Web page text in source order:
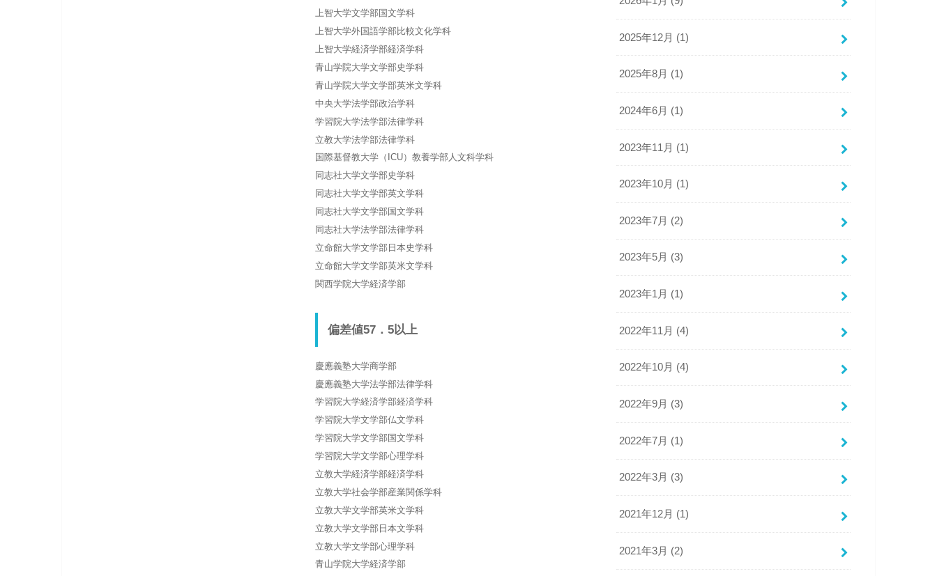
上智大学文学部国文学科
上智大学外国語学部比較文化学科
上智大学経済学部経済学科
青山学院大学文学部史学科
青山学院大学文学部英米文学科
中央大学法学部政治学科
学習院大学法学部法律学科
立教大学法学部法律学科
国際基督教大学（ICU）教養学部人文科学科
同志社大学文学部史学科
同志社大学文学部英文学科
同志社大学文学部国文学科
同志社大学法学部法律学科
立命館大学文学部日本史学科
立命館大学文学部英米文学科
関西学院大学経済学部
偏差値57．5以上
慶應義塾大学商学部
慶應義塾大学法学部法律学科
学習院大学経済学部経済学科
学習院大学文学部仏文学科
学習院大学文学部国文学科
学習院大学文学部心理学科
立教大学経済学部経済学科
立教大学社会学部産業関係学科
立教大学文学部英米文学科
立教大学文学部日本文学科
立教大学文学部心理学科
青山学院大学経済学部
2025年12月 (1)
2025年8月 (1)
2024年6月 (1)
2023年11月 (1)
2023年10月 (1)
2023年7月 (2)
2023年5月 (3)
2023年1月 (1)
2022年11月 (4)
2022年10月 (4)
2022年9月 (3)
2022年7月 (1)
2022年3月 (3)
2021年12月 (1)
2021年3月 (2)